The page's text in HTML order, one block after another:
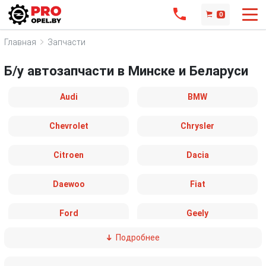
0
Главная Запчасти
Б/у автозапчасти в Минске и Беларуси
Audi BMW
Chevrolet Chrysler
Citroen Dacia
Daewoo Fiat
Ford Geely
Подробнее